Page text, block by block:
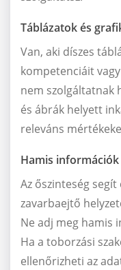
Táblázatok és
Van, aki díszes
kompetenciáit
nem szolgáltatnak
és ábrák helyett
releváns
Hamis információk
Az őszinteség
zavarbaejtő
Ne adj meg hamis
Ha a toborzási
ellenőrizheti az